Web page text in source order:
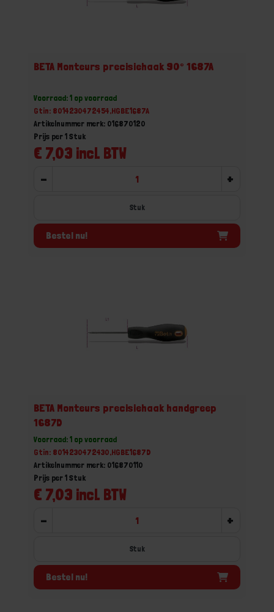
BETA Monteurs precisiehaak 90° 1687A
Voorraad: 1 op voorraad
Gtin: 8014230472454,HGBE1687A
Artikelnummer merk: 016870120
€ 7,03 incl. BTW
Prijs per 1 Stuk
- +
Stuk
Bestel nu!
BETA Monteurs precisiehaak handgreep
1687D
Voorraad: 1 op voorraad
Gtin: 8014230472430,HGBE1687D
Artikelnummer merk: 016870110
€ 7,03 incl. BTW
Prijs per 1 Stuk
- +
Stuk
Bestel nu!